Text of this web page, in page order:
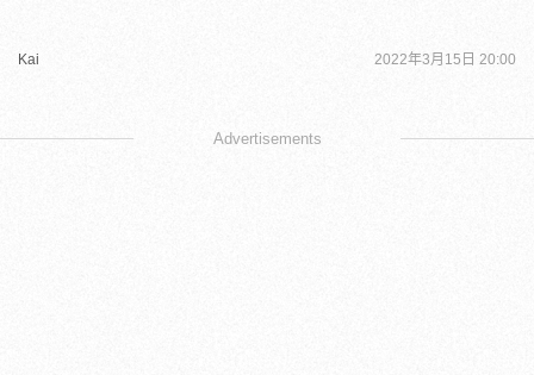
Kai 2022年3月15日 20:00
Advertisements